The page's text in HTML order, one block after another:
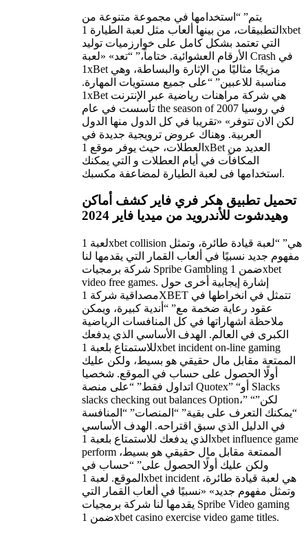
يتم” “استخدامها في مجموعة متنوعة من
التطبيقات، من بينها ألعاب مثل لعبة الطيارة 1xbet
التي تعتمد بشكل كامل على خوارزميات توليد
الأرقام العشوائية. ختاماً،” “تعد» «لعبة Crash في
1xBet مزيجًا مثاليًا من الإثارة والبساطة، وهي
مناسبة للاعبين” “على جميع مستويات المهارة.
1xBet هي شركة مراهنات رياضية عبر الإنترنت
تأسست في عام the season of 2007 في روسيا
لكن الان تتوفر» «تقريبا في كل الدول منها الدول
العربية. وهناك عروض ترويجية جديدة في
العطلات، حيث يوفر موقع 1xBet العديد من
المكافآت في أيام العطلات و التي يمكنك
استخدامها فى لعبة الطيارة لمضاعفة مكسبك.
تحميل تطبيق هكر فري فاير كشف أماكن
وهيدشوت للأندرويد من ميديا فاير 2024
لعبة 1xbet collision هي” “لعبة قيادة طائرة، وتمثل
مفهوم جديد نسبيًا في ألعاب القمار التي يقدمها لنا
شركة برمجيات Spribe Gambling ضمن 1xbet
video free games. إشارة إيجابية أخرى حول
مصداقية شركة 1XBET تتمثل في انخراطها في
عقود رعاية ضخمة مع” “أندية كبيرة، ويمكن
ملاحظة اشهاراتها في كل المنافسات الرياضية
الكبرى في العالم. الهدف الأساسي الذي يدفعك
للاستمتاع بلعبة 1xbet incident on-line gaming
الممتعة مقابل مال حقيقي هو بسيط، ولكن عليك
أولًا الحصول على حساب في الموقع. شخصيا
اتداول فقط” “على منصة Quotex” “أو Slacks
slacks checking out balances Option،” “لكن”
“يمكنك التعرف على بقية” “المنصات” “المنافسة
في الدليل الذي سبق اقتراحه. الهدف الأساسي
الذي يدفعك للاستمتاع بلعبة 1xbet influence game
perform الممتعة مقابل مال حقيقي هو بسيط،
ولكن عليك أولًا الحصول على” “حساب في
الموقع. لعبة 1xbet incident هي لعبة قيادة طائرة،
وتمثل مفهوم جديد» «نسبيًا في ألعاب القمار التي
يقدمها لنا شركة برمجيات Spribe Video gaming
ضمن 1xbet casino exercise video game titles.